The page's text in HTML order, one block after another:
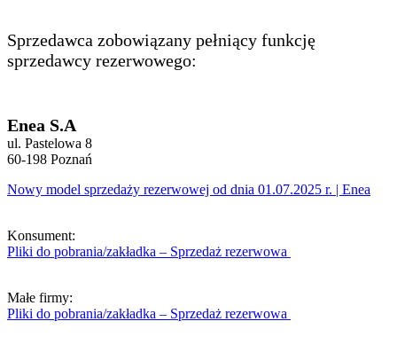
Sprzedawca zobowiązany pełniący funkcję
sprzedawcy rezerwowego:
Enea S.A
ul. Pastelowa 8
60-198 Poznań
Nowy model sprzedaży rezerwowej od dnia 01.07.2025 r. | Enea
Konsument:
Pliki do pobrania/zakładka – Sprzedaż rezerwowa
Małe firmy:
Pliki do pobrania/zakładka – Sprzedaż rezerwowa